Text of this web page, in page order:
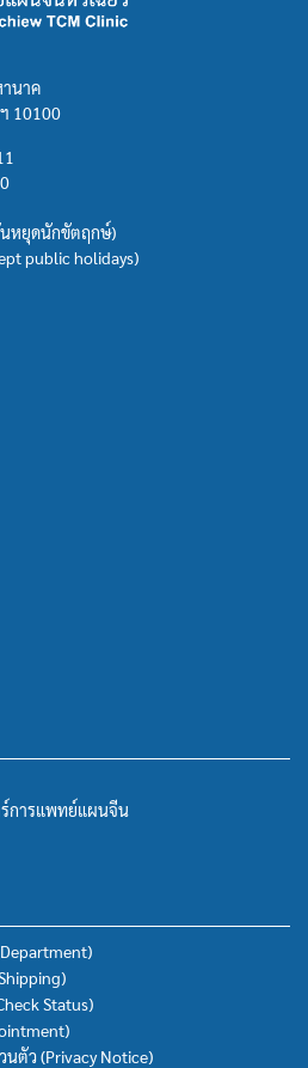
นาค
10100
นหยุดนักขัตฤกษ์)
public holidays)
ร์การแพทย์แผนจีน
Status)
นตัว (Privacy Notice)